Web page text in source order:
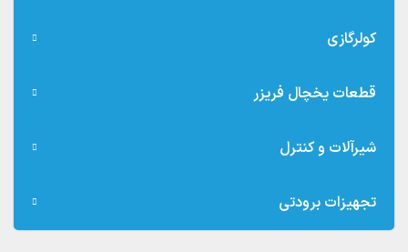
کولرگازی
قطعات یخچال فریزر
شیرآلات و کنترل
تجهیزات برودتی